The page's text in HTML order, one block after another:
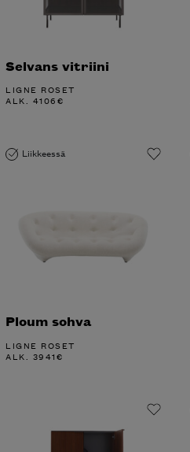
Selvans vitriini
LIGNE ROSET
ALK. 4106€
Liikkeessä
Ploum sohva
LIGNE ROSET
ALK. 3941€